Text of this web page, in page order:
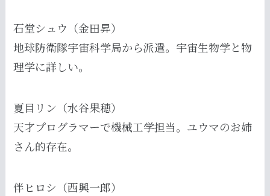
石堂シュウ（金田昇）
地球防衛隊宇宙科学局から派遣。宇宙生物学と物
理学に詳しい。
夏目リン（水谷果穂）
天才プログラマーで機械工学担当。ユウマのお姉
さん的存在。
伴ヒロシ（西興一郎）